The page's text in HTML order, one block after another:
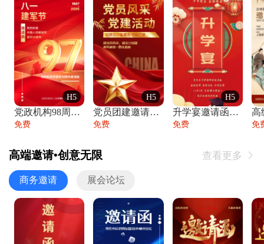
H5
党政机构98周年八一建军节庆祝晚会活动邀
免费
H5
党员团建邀请函党建活动风采党会工作汇报总
免费
H5
升学宴邀请函喜报金榜题名高端谢师宴邀请函
免费 免
高端邀请•创意无限 查看更多 
商务邀请 展会论坛